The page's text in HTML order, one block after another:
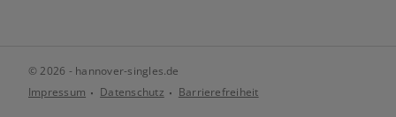
© 2026 - hannover-singles.de
Impressum
Datenschutz Barrierefreiheit